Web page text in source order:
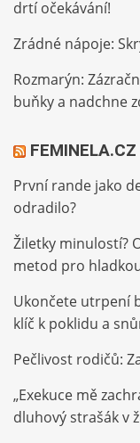
drtí očekávání!
Zrádné nápoje:
Rozmarýn:
buňky a nadchne
FEMINELA.CZ
První rande jako
odradilo?
Žiletky minulostí?
metod pro
Ukončete utrpení
klíč k poklidu a
Pečlivost rodičů:
„Exekuce mě
dluhový strašák v